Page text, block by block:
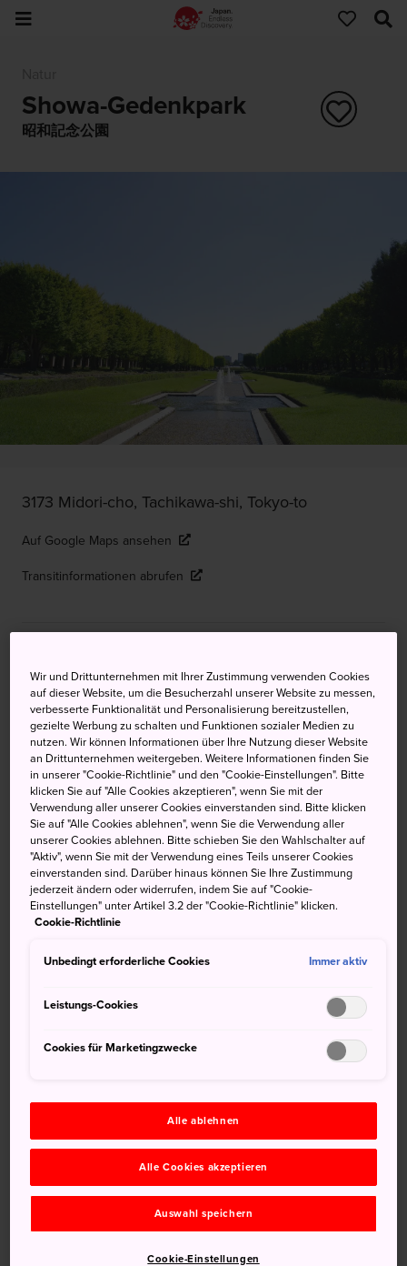
Showa-Gedenkpark
昭和記念公園
3173 Midori-cho, Tachikawa-shi, Tokyo-to
Auf Google Maps ansehen
Transitinformationen abrufen
Weitläufiger Park mit
ganzjährigen Naturhighlights,
beliebt bei Spaziergängern,
Joggern und Radlern
Der Showa Kinen Park in Tachikawa in Tokyo ist so groß,
dass Sie zu Fuß einen ganzen Tag bräuchten, um ihn
komplett zu erkunden. Der Park ist bekannt für seine
vielfältigen Blütenteppiche, die das Gelände fast
ganzjährig bedecken. Im Herbst bilden seine Reihen von
Ginkobäumen ebenfalls einen reizvollen Anblick und im
erleuchtet.
Feuerwerkfestival, das Hunderttausende Besucher
Der Park erstreckt sich über 160 Hektar
Er wurde zum Gedenken des 50. Jahrestags der
Regentschaft des Kaisers Showa angelegt
Wir und Drittunternehmen mit Ihrer Zustimmung verwenden Cookies
auf dieser Website, um die Besucherzahl unserer Website zu messen,
verbesserte Funktionalität und Personalisierung bereitzustellen,
gezielte Werbung zu schalten und Funktionen sozialer Medien zu
nutzen. Wir können Informationen über Ihre Nutzung dieser Website
an Drittunternehmen weitergeben. Weitere Informationen finden Sie
in unserer "Cookie-Richtlinie" und den "Cookie-Einstellungen". Bitte
klicken Sie auf "Alle Cookies akzeptieren", wenn Sie mit der
Verwendung aller unserer Cookies einverstanden sind. Bitte klicken
Sie auf "Alle Cookies ablehnen", wenn Sie die Verwendung aller
unserer Cookies ablehnen. Bitte schieben Sie den Wahlschalter auf
"Aktiv", wenn Sie mit der Verwendung eines Teils unserer Cookies
einverstanden sind. Darüber hinaus können Sie Ihre Zustimmung
jederzeit ändern oder widerrufen, indem Sie auf "Cookie-
Einstellungen" unter Artikel 3.2 der "Cookie-Richtlinie" klicken.
Cookie-Richtlinie
Unbedingt erforderliche Cookies Immer aktiv
Leistungs-Cookies
Cookies für Marketingzwecke
Alle ablehnen
Alle Cookies akzeptieren
Auswahl speichern
Cookie-Einstellungen